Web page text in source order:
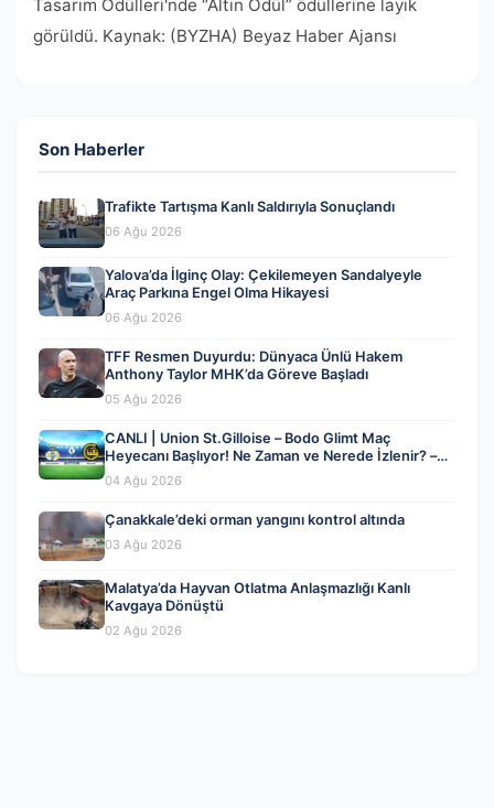
Tasarım Ödülleri'nde “Altın Ödül” ödüllerine layık
görüldü. Kaynak: (BYZHA) Beyaz Haber Ajansı
Son Haberler
Trafikte Tartışma Kanlı Saldırıyla Sonuçlandı
06 Ağu 2026
Yalova’da İlginç Olay: Çekilemeyen Sandalyeyle
Araç Parkına Engel Olma Hikayesi
06 Ağu 2026
TFF Resmen Duyurdu: Dünyaca Ünlü Hakem
Anthony Taylor MHK’da Göreve Başladı
05 Ağu 2026
CANLI | Union St.Gilloise – Bodo Glimt Maç
Heyecanı Başlıyor! Ne Zaman ve Nerede İzlenir? –
04 Ağustos 2026
04 Ağu 2026
Çanakkale’deki orman yangını kontrol altında
03 Ağu 2026
Malatya’da Hayvan Otlatma Anlaşmazlığı Kanlı
Kavgaya Dönüştü
02 Ağu 2026